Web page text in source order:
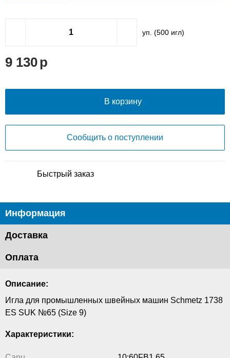
уп. (500игл)
9 130
В корзину
Сообщить о поступлении
Быстрый заказ
Информация
Доставка
Оплата
Описание:
Игла для промышленных швейных машин Schmetz 1738
ES SUK №65 (Size 9)
Характеристики: